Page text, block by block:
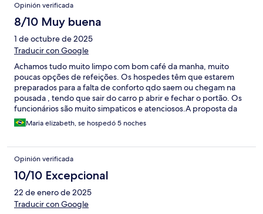
Opinión verificada
8/10 Muy buena
1 de octubre de 2025
Traducir con Google
Achamos tudo muito limpo com bom café da manha, muito
poucas opções de refeições. Os hospedes têm que estarem
preparados para a falta de conforto qdo saem ou chegam na
pousada , tendo que sair do carro p abrir e fechar o portão. Os
funcionários são muito simpaticos e atenciosos.A proposta da
pousada é diferente mas é boa.
Maria elizabeth, se hospedó 5 noches
Opinión verificada
10/10 Excepcional
22 de enero de 2025
Traducir con Google